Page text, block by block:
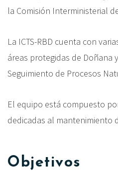
la Comisión Interministerial
La ICTS-RBD cuenta con
áreas protegidas de Doñana
Seguimiento de Procesos
El equipo está compuesto
dedicadas al mantenimiento
Objetivos